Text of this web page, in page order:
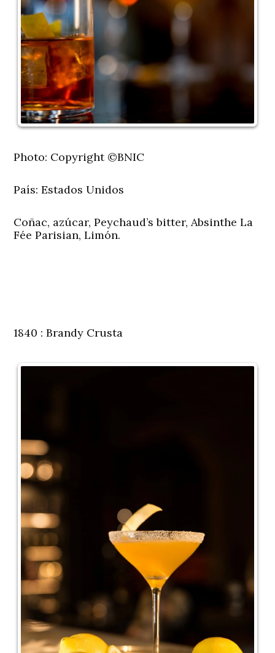
Photo: Copyright ©BNIC
País: Estados Unidos
Coñac, azúcar, Peychaud’s bitter, Absinthe La
Fée Parisian, Limón.
1840 : Brandy Crusta